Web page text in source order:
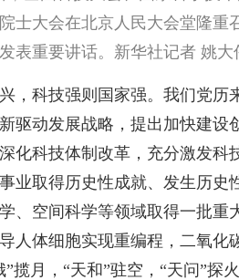
士大会在北京人民大会堂隆
表重要讲话。新华社记者 姚大
，科技强则国家强。我们党
驱动发展战略，提出加快建设
化科技体制改革，充分激发
业取得历史性成就、发生历史
、空间科学等领域取得一批
人体细胞实现重编程，二氧
揽月，“天和”驻空，“天问”探